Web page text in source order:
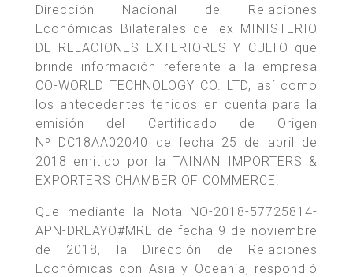
Dirección Nacional de Relaciones
Económicas Bilaterales del ex MINISTERIO
DE RELACIONES EXTERIORES Y CULTO que
brinde información referente a la empresa
CO-WORLD TECHNOLOGY CO. LTD, así como
los antecedentes tenidos en cuenta para la
emisión del Certificado de Origen
Nº DC18AA02040 de fecha 25 de abril de
2018 emitido por la TAINAN IMPORTERS &
EXPORTERS CHAMBER OF COMMERCE.
Que mediante la Nota NO-2018-57725814-
APN-DREAYO#MRE de fecha 9 de noviembre
de 2018, la Dirección de Relaciones
Económicas con Asia y Oceanía, respondió